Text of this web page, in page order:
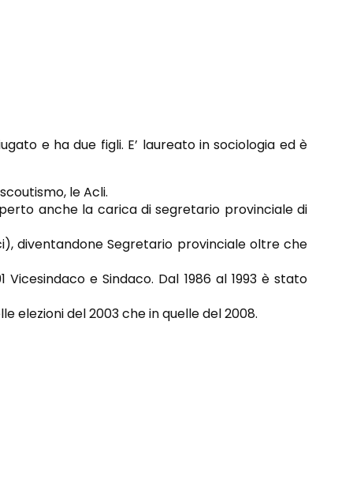
e ha due figli. E’ laureato in sociologia ed è
le Acli.
anche la carica di segretario provinciale di
diventandone Segretario provinciale oltre che
e Sindaco. Dal 1986 al 1993 è stato
elezioni del 2003 che in quelle del 2008.